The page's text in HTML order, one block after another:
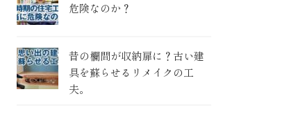
危険なのか？
昔の欄間が収納扉に？古い建
具を蘇らせるリメイクの工
夫。